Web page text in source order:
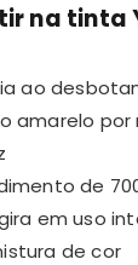
na tinta
ao
amarelo
de
em uso
de cor